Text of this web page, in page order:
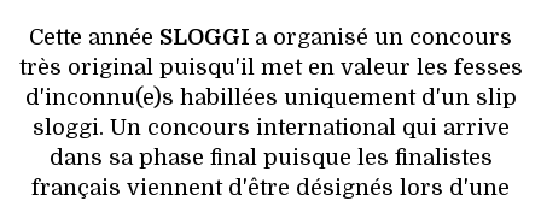
BOUTIQUE
CULTURE
HIGH TECH
Cette année SLOGGI a organisé un concours
très original puisqu'il met en valeur les fesses
d'inconnu(e)s habillées uniquement d'un slip
sloggi. Un concours international qui arrive
dans sa phase final puisque les finalistes
français viennent d'être désignés lors d'une